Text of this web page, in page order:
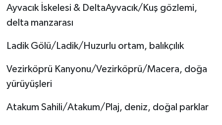
Ayvacık İskelesi & DeltaAyvacık/Kuş gözlemi,
delta manzarası
Ladik Gölü/Ladik/Huzurlu ortam, balıkçılık
Vezirköprü Kanyonu/Vezirköprü/Macera, doğa
yürüyüşleri
Atakum Sahili/Atakum/Plaj, deniz, doğal parklar